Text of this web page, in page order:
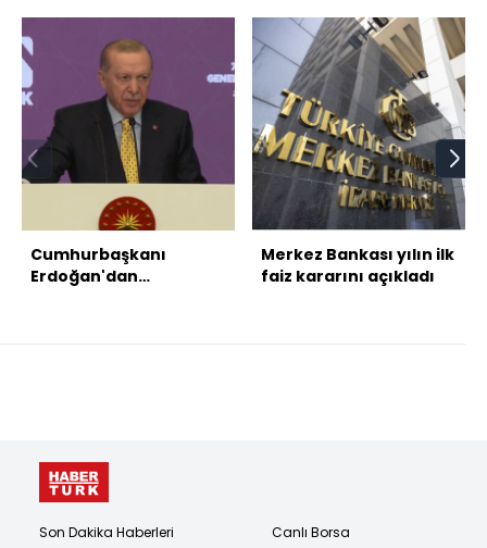
Cumhurbaşkanı
Erdoğan'dan
Merkez Bankası yılın ilk
faiz kararını açıkladı
Son Dakika Haberleri
Canlı Borsa